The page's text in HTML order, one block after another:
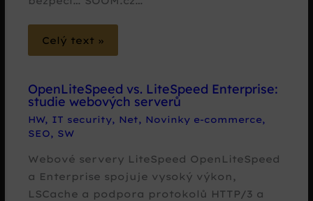
Celý text »
OpenLiteSpeed vs. LiteSpeed Enterprise:
studie webových serverů
HW, IT security, Net, Novinky e-commerce,
SEO, SW
Webové servery LiteSpeed OpenLiteSpeed
a Enterprise spojuje vysoký výkon,
LSCache a podpora protokolů HTTP/3 a